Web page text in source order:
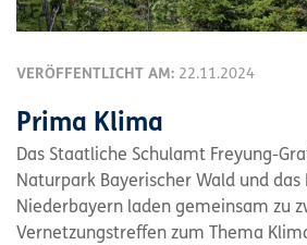
VERÖFFENTLICHT AM: 22.11.2024
Prima Klima
Das Staatliche Schulamt Freyung-
Naturpark Bayerischer Wald und das
Niederbayern laden gemeinsam zu
Vernetzungstreffen zum Thema